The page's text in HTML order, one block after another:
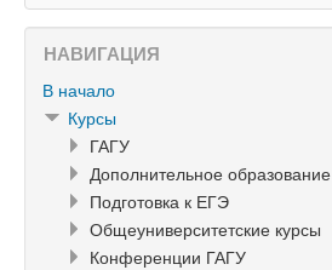
НАВИГАЦИЯ
В начало
Курсы
ГАГУ
Дополнительное образование
Подготовка к ЕГЭ
Общеуниверситетские курсы
Конференции ГАГУ